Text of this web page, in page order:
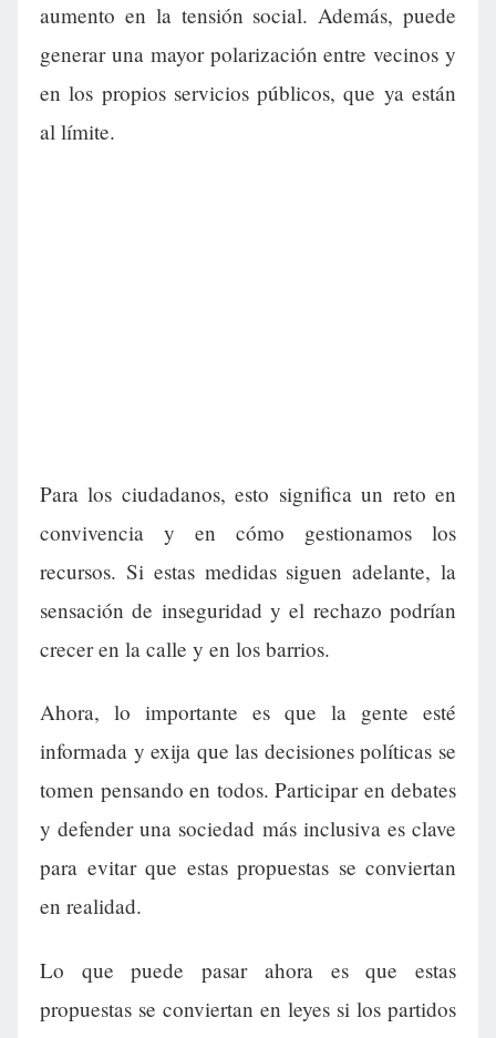
aumento en la tensión social. Además, puede
generar una mayor polarización entre vecinos y
en los propios servicios públicos, que ya están
al límite.
Para los ciudadanos, esto significa un reto en
convivencia y en cómo gestionamos los
recursos. Si estas medidas siguen adelante, la
sensación de inseguridad y el rechazo podrían
crecer en la calle y en los barrios.
Ahora, lo importante es que la gente esté
informada y exija que las decisiones políticas se
tomen pensando en todos. Participar en debates
y defender una sociedad más inclusiva es clave
para evitar que estas propuestas se conviertan
en realidad.
Lo que puede pasar ahora es que estas
propuestas se conviertan en leyes si los partidos